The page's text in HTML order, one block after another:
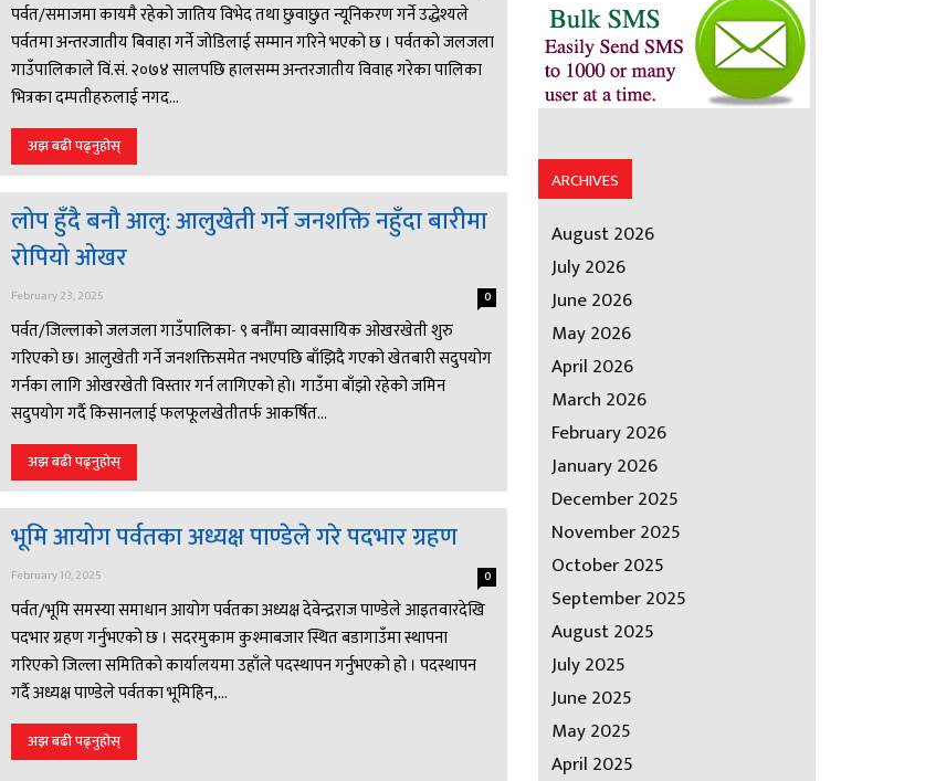
पर्वत/समाजमा कायमै रहेको जातिय विभेद तथा छुवाछुत न्यूनिकरण गर्ने उद्धेश्यले
पर्वतमा अन्तरजातीय बिवाहा गर्ने जोडिलाई सम्मान गरिने भएको छ । पर्वतको जलजला
गाउँपालिकाले विं.सं. २०७४ सालपछि हालसम्म अन्तरजातीय विवाह गरेका पालिका
भित्रका दम्पतीहरुलाई नगद...
अझ बढी पढ्नुहोस्
लोप हुँदै बनौ आलु: आलुखेती गर्ने जनशक्ति नहुँदा बारीमा
रोपियो ओखर
February 23, 2025 0
पर्वत/जिल्लाको जलजला गाउँपालिका- ९ बनौँमा व्यावसायिक ओखरखेती शुरु
गरिएको छ। आलुखेती गर्ने जनशक्तिसमेत नभएपछि बाँझिदै गएको खेतबारी सदुपयोग
गर्नका लागि ओखरखेती विस्तार गर्न लागिएको हो। गाउँमा बाँझो रहेको जमिन
सदुपयोग गर्दै किसानलाई फलफूलखेतीतर्फ आकर्षित...
अझ बढी पढ्नुहोस्
भूमि आयोग पर्वतका अध्यक्ष पाण्डेले गरे पदभार ग्रहण
February 10, 2025 0
पर्वत/भूमि समस्या समाधान आयोग पर्वतका अध्यक्ष देवेन्द्रराज पाण्डेले आइतवारदेखि
पदभार ग्रहण गर्नुभएको छ । सदरमुकाम कुश्माबजार स्थित बडागाउँमा स्थापना
गरिएको जिल्ला समितिको कार्यालयमा उहाँले पदस्थापन गर्नुभएको हो । पदस्थापन
गर्दै अध्यक्ष पाण्डेले पर्वतका भूमिहिन,...
अझ बढी पढ्नुहोस्
ARCHIVES
August 2026
July 2026
June 2026
May 2026
April 2026
March 2026
February 2026
January 2026
December 2025
November 2025
October 2025
September 2025
August 2025
July 2025
June 2025
May 2025
April 2025